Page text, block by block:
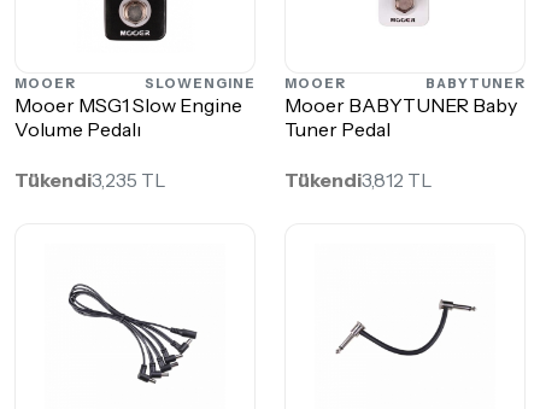
MOOER SLOWENGINE
Mooer MSG1 Slow Engine
Volume Pedalı
Tükendi3,235 TL
MOOER BABYTUNER
Mooer BABYTUNER Baby
Tuner Pedal
Tükendi3,812 TL